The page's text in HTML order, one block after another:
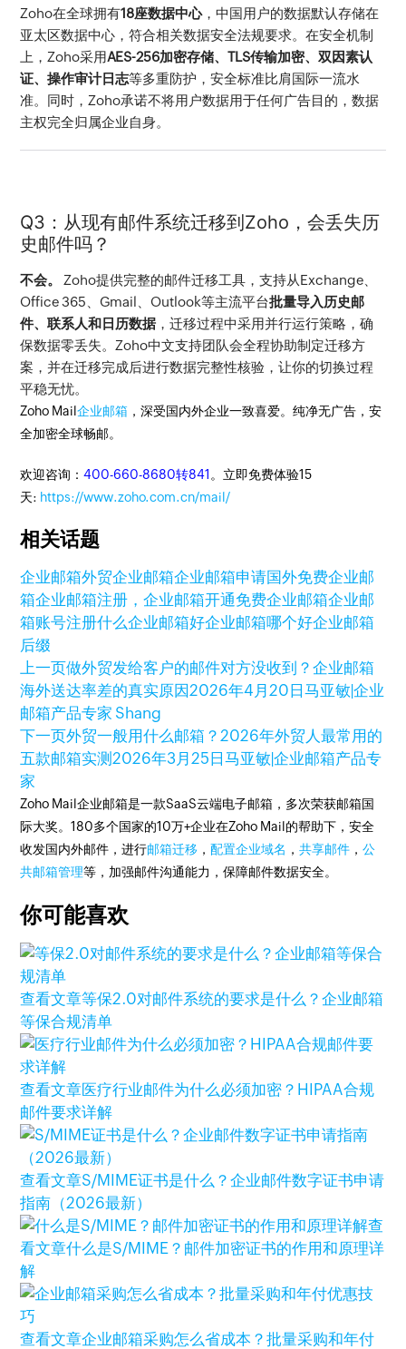
Zoho在全球拥有18座数据中心，中国用户的数据默认存储在
亚太区数据中心，符合相关数据安全法规要求。在安全机制
上，Zoho采用AES-256加密存储、TLS传输加密、双因素认
证、操作审计日志等多重防护，安全标准比肩国际一流水
准。同时，Zoho承诺不将用户数据用于任何广告目的，数据
主权完全归属企业自身。
Q3：从现有邮件系统迁移到Zoho，会丢失历
史邮件吗？
不会。
Zoho提供完整的邮件迁移工具，支持从Exchange、
Office 365、Gmail、Outlook等主流平台批量导入历史邮
件、联系人和日历数据 ，迁移过程中采用并行运行策略，确
保数据零丢失。Zoho中文支持团队会全程协助制定迁移方
案，并在迁移完成后进行数据完整性核验，让你的切换过程
平稳无忧。
Zoho Mail企业邮箱 ，深受国内外企业一致喜爱。纯净无广告，安
全加密全球畅邮。
欢迎咨询：400-660-8680转841 。立即免费体验15
天: https://www.zoho.com.cn/mail/
相关话题
企业邮箱外贸企业邮箱企业邮箱申请国外免费企业邮
箱企业邮箱注册，企业邮箱开通免费企业邮箱企业邮
箱账号注册什么企业邮箱好企业邮箱哪个好企业邮箱
后缀
上一页做外贸发给客户的邮件对方没收到？企业邮箱
海外送达率差的真实原因2026年4月20日马亚敏|企业
邮箱产品专家 Shang
下一页外贸一般用什么邮箱？2026年外贸人最常用的
五款邮箱实测2026年3月25日马亚敏|企业邮箱产品专
家
Zoho Mail企业邮箱是一款SaaS云端电子邮箱，多次荣获邮箱国
际大奖。180多个国家的10万+企业在Zoho Mail的帮助下，安全
收发国内外邮件，进行邮箱迁移 ，配置企业域名 ，共享邮件 ，公
共邮箱管理等，加强邮件沟通能力，保障邮件数据安全。
你可能喜欢
查看文章等保2.0对邮件系统的要求是什么？企业邮箱
等保合规清单
查看文章医疗行业邮件为什么必须加密？HIPAA合规
邮件要求详解
查看文章S/MIME证书是什么？企业邮件数字证书申请
指南（2026最新）
查
看文章什么是S/MIME？邮件加密证书的作用和原理详
解
查看文章企业邮箱采购怎么省成本？批量采购和年付